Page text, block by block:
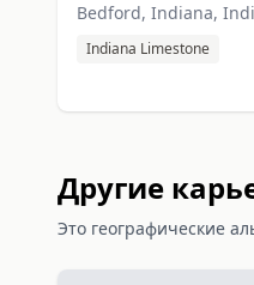
Bedford, Indiana,
Indiana Limestone
Другие
Это географические